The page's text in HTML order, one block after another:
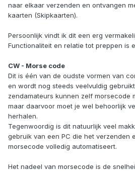
naar elkaar verzenden en ontvangen
kaarten (Skipkaarten).
Persoonlijk vindt ik dit een erg
Functionaliteit en relatie tot preppen is
CW - Morse code
Dit is één van de oudste vormen van
en wordt nog steeds veelvuldig
zendamateurs kunnen zelf morsecode
maar daarvoor moet je wel behoorlijk
herhalen.
Tegenwoordig is dit natuurlijk veel
gebruik van een PC die het verzenden
morsecode volledig automatiseert.
Het nadeel van morsecode is de